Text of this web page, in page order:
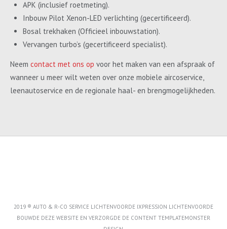
APK (inclusief roetmeting).
Inbouw Pilot Xenon-LED verlichting (gecertificeerd).
Bosal trekhaken (Officieel inbouwstation).
Vervangen turbo’s (gecertificeerd specialist).
Neem contact met ons op voor het maken van een afspraak of
wanneer u meer wilt weten over onze mobiele aircoservice,
leenautoservice en de regionale haal- en brengmogelijkheden.
2019 ® AUTO & R-CO SERVICE LICHTENVOORDE IXPRESSION LICHTENVOORDE
BOUWDE DEZE WEBSITE EN VERZORGDE DE CONTENT TEMPLATEMONSTER